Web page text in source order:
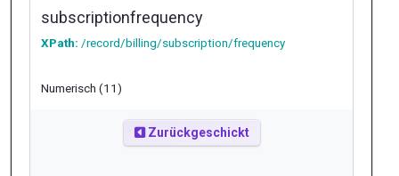
subscriptionfrequency
XPath: /record/billing/subscription/frequency
Numerisch (11)
Zurückgeschickt